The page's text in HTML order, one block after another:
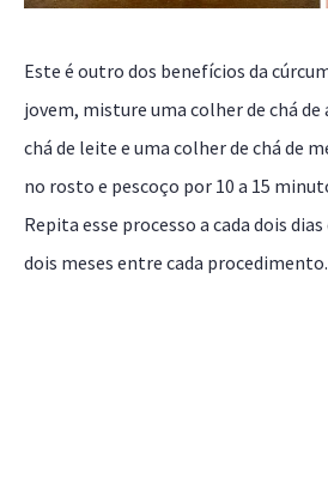
Este é outro dos benefícios da
jovem, misture uma colher de chá
chá de leite e uma colher de chá de
no rosto e pescoço por 10 a 15
Repita esse processo a cada dois
dois meses entre cada procedimento.